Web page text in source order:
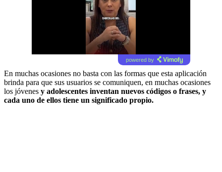
powered by
En muchas ocasiones no basta con las formas que esta aplicación
brinda para que sus usuarios se comuniquen, en muchas ocasiones
los jóvenes y adolescentes inventan nuevos códigos o frases, y
cada uno de ellos tiene un significado propio.